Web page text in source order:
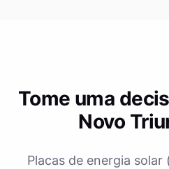
Tome uma
Novo
Placas de energia